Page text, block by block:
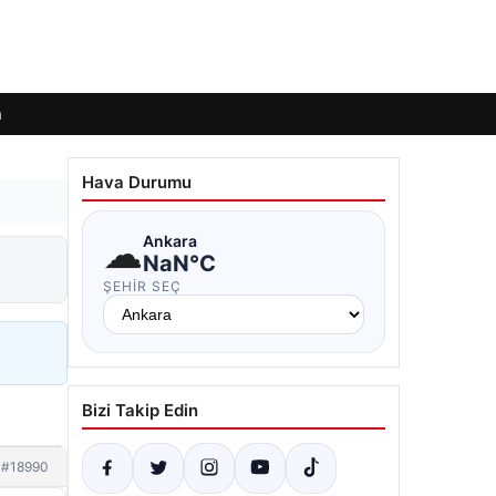
#18990
Hava Durumu
☁Ankara
NaN°C
ŞEHIR SEÇ
Bizi Takip Edin